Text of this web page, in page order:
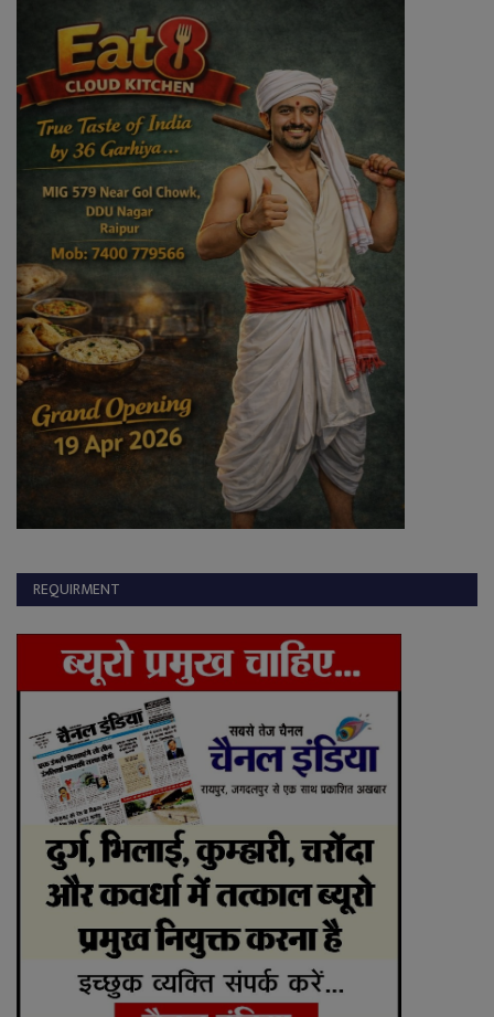
REQUIRMENT